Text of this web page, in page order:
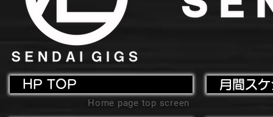
HP TOP
Home page top screen
月間ス